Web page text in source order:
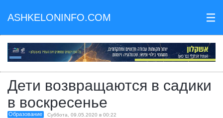
ASHKELONINFO.COM III
Дети возвращаются в садики
в воскресенье
Образование Суббота, 09.05.2020 в 00:22